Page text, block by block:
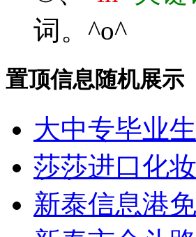
词。^o^
置顶信息随机展示
大中专毕业
莎莎进口化
新泰信息港